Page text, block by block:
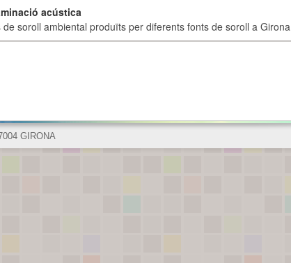
acústica
de soroll ambiental produïts per diferents fonts de soroll a Girona
GIRONA